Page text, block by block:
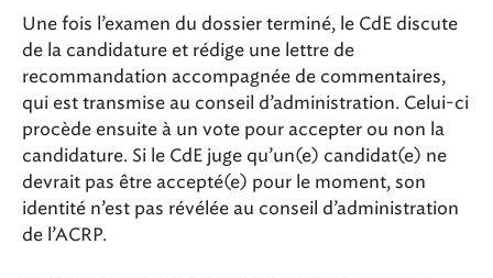
Une fois l’examen du dossier terminé, le CdE discute
de la candidature et rédige une lettre de
recommandation accompagnée de commentaires,
qui est transmise au conseil d’administration. Celui-ci
procède ensuite à un vote pour accepter ou non la
candidature. Si le CdE juge qu’un(e) candidat(e) ne
devrait pas être accepté(e) pour le moment, son
identité n’est pas révélée au conseil d’administration
de l’ACRP.